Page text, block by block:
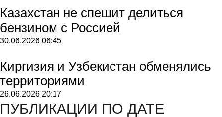
Казахстан не спешит делиться
бензином с Россией
30.06.2026 06:45
Киргизия и Узбекистан обменялись
территориями
26.06.2026 20:17
ПУБЛИКАЦИИ ПО ДАТЕ